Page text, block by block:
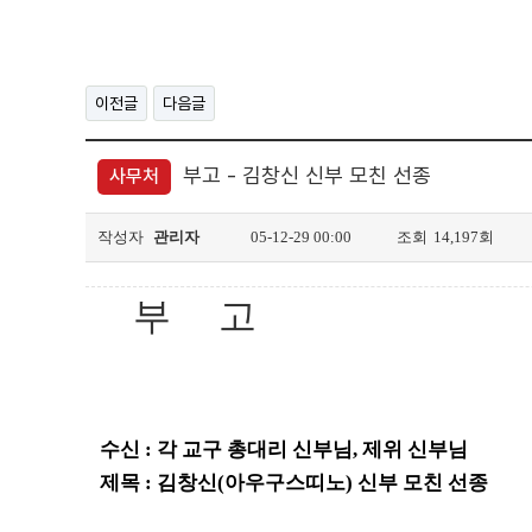
이전글 다음글
사무처 부고 - 김창신 신부 모친 선종
작성자 관리자 05-12-29 00:00 조회 14,197회
부 고
수신 : 각 교구 총대리 신부님, 제위 신부님
제목 : 김창신(아우구스띠노) 신부 모친 선종